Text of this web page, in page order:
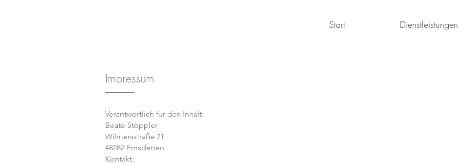
Start Dienstleistungen
Impressum
Verantwortlich für den Inhalt:
Beate Stöppler
Wilmersstraße 21
48282 Emsdetten
Kontakt: